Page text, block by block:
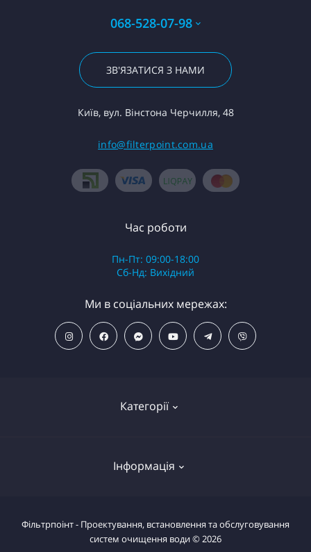
068-528-07-98
ЗВ'ЯЗАТИСЯ З НАМИ
Київ, вул. Вінстона Черчилля, 48
info@filterpoint.com.ua
Категорії
ПОПУЛЯРНІ ТОВАРИ
Фільтри магістральні
Інформація
Повернути товар
Час роботи
Пн-Пт: 09:00-18:00
Сб-Нд: Вихідний
Ми в соціальних мережах:
Фільтрпоінт - Проектування, встановлення та обслуговування
систем очищення води © 2026